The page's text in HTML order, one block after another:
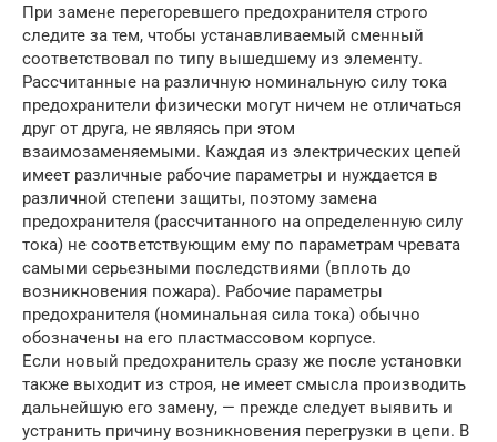
При замене перегоревшего предохранителя строго
следите за тем, чтобы устанавливаемый сменный
соответствовал по типу вышедшему из элементу.
Рассчитанные на различную номинальную силу тока
предохранители физически могут ничем не отличаться
друг от друга, не являясь при этом
взаимозаменяемыми. Каждая из электрических цепей
имеет различные рабочие параметры и нуждается в
различной степени защиты, поэтому замена
предохранителя (рассчитанного на определенную силу
тока) не соответствующим ему по параметрам чревата
самыми серьезными последствиями (вплоть до
возникновения пожара). Рабочие параметры
предохранителя (номинальная сила тока) обычно
обозначены на его пластмассовом корпусе.
Если новый предохранитель сразу же после установки
также выходит из строя, не имеет смысла производить
дальнейшую его замену, — прежде следует выявить и
устранить причину возникновения перегрузки в цепи. В